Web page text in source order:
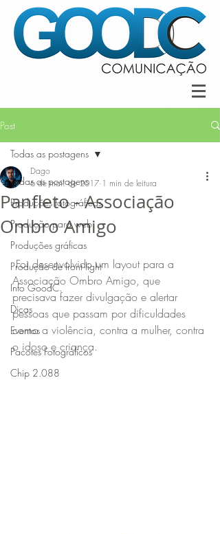
Post
Todas as postagens
Produções fotográficas
Produção para web
Produções gráficas
Produção de front light
Info GoodC.
Dicas
Eventos
Pacotes Fotográficos
Chip 2.088
Todas as postagens
Panfleto - Associação
Ombro Amigo
Dago
6 de mai. de 2017 1 min de leitura
Foi desenvolvido um layout para a
Associação Ombro Amigo, que
precisava fazer divulgação e alertar
pessoas que passam por dificuldades
como a violência, contra a mulher, contra
o idoso e criança.